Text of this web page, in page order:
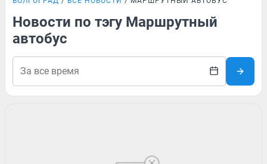
Новости по тэгу Маршрутный
автобус